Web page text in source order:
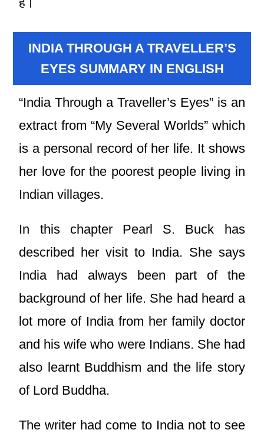
INDIA THROUGH A TRAVELLER’S
EYES SUMMARY IN ENGLISH
“India Through a Traveller’s Eyes” is an
extract from “My Several Worlds” which
is a personal record of her life. It shows
her love for the poorest people living in
Indian villages.
In this chapter Pearl S. Buck has
described her visit to India. She says
India had always been part of the
background of her life. She had heard a
lot more of India from her family doctor
and his wife who were Indians. She had
also learnt Buddhism and the life story
of Lord Buddha.
The writer had come to India not to see